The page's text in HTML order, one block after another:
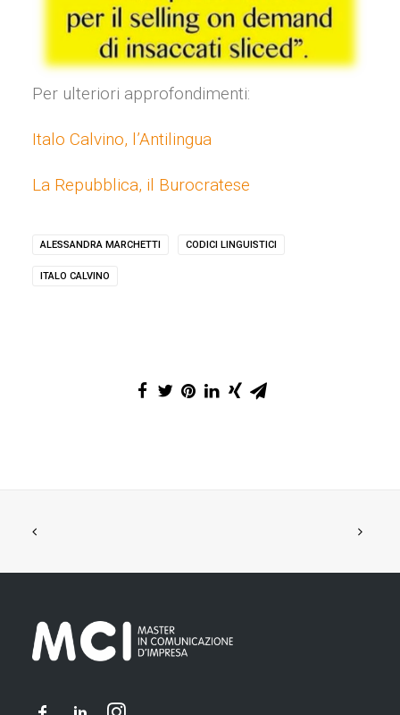
Per ulteriori approfondimenti:
Italo Calvino, l’Antilingua
La Repubblica, il Burocratese
ALESSANDRA MARCHETTI CODICI LINGUISTICI
ITALO CALVINO